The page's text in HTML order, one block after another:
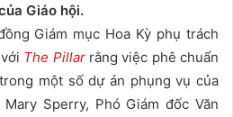
Giáo hội.
Giám mục Hoa Kỳ phụ trách
The Pillarrằng việc phê chuẩn
một số dự án phụng vụ của
Sperry, Phó Giám đốc Văn